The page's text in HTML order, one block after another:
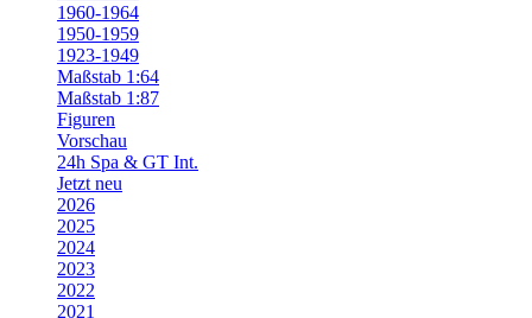
1960-1964
1950-1959
1923-1949
Maßstab 1:64
Maßstab 1:87
Figuren
Vorschau
24h Spa & GT Int.
Jetzt neu
2026
2025
2024
2023
2022
2021